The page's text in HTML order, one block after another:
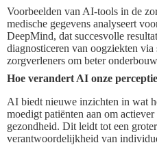
Voorbeelden van AI-tools in de
medische gegevens analyseert
DeepMind, dat succesvolle
diagnosticeren van oogziekten via
zorgverleners om beter
Hoe verandert AI onze
AI biedt nieuwe inzichten in wat
moedigt patiënten aan om
gezondheid. Dit leidt tot een
verantwoordelijkheid van